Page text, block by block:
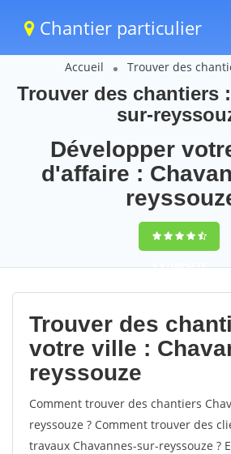
Chantier particulier
Accueil Trouver des
Trouver des chantiers
sur-
Développer
d'affaire :
9,5(100%)77
votes
Trouver des
votre ville :
reyssouze
Comment trouver des chantiers
reyssouze ? Comment trouver des
travaux Chavannes-sur-reyssouze ?